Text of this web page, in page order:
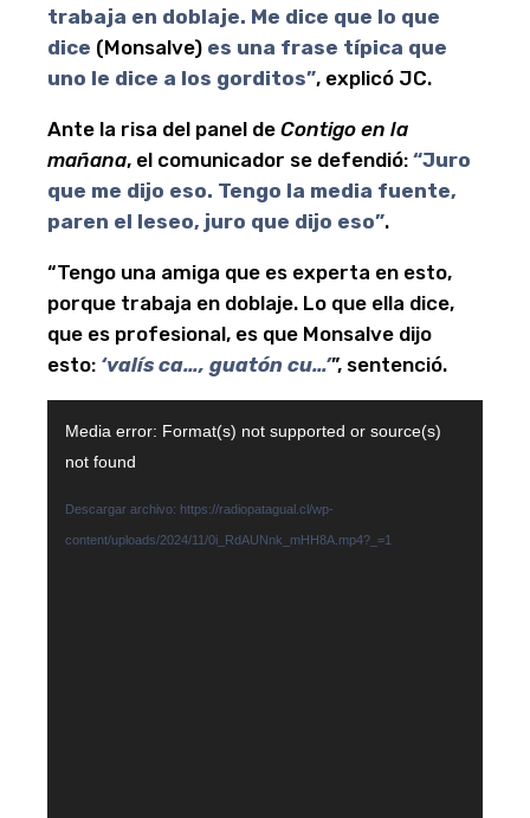
trabaja en doblaje. Me dice que lo que
dice (Monsalve) es una frase típica que
uno le dice a los gorditos”, explicó JC.
Ante la risa del panel de Contigo en la
mañana, el comunicador se defendió: “Juro
que me dijo eso. Tengo la media fuente,
paren el leseo, juro que dijo eso”.
“Tengo una amiga que es experta en esto,
porque trabaja en doblaje. Lo que ella dice,
que es profesional, es que Monsalve dijo
esto: ‘valís ca…, guatón cu…’”, sentenció.
Media error: Format(s) not supported or source(s)
not found
Descargar archivo: https://radiopatagual.cl/wp-
content/uploads/2024/11/0i_RdAUNnk_mHH8A.mp4?_=1